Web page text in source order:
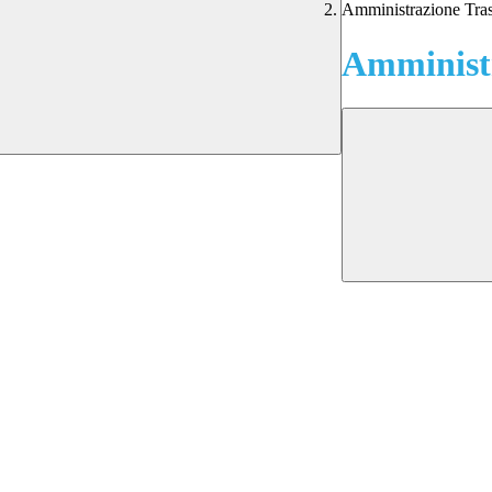
Amministrazione